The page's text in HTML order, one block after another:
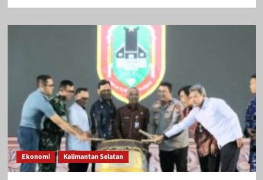
Ekonomi Kalimantan Selatan